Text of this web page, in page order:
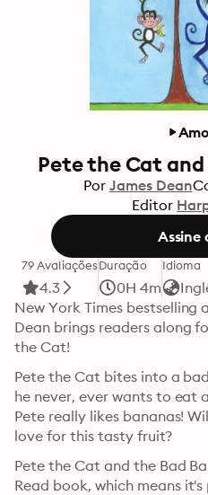
Pete the Cat
Por James Dean
Editor
Assine
79 Avaliações
4.3
Duração
0H 4m
Idioma
New York Times
Dean brings readers along
the Cat!
Pete the Cat bites into a
he never, ever wants to eat
Pete really likes bananas!
love for this tasty fruit?
Pete the Cat and the Bad
Read book, which means